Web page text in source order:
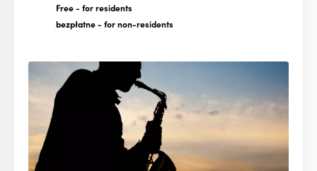
Free- for residents
bezpłatne- for non-residents